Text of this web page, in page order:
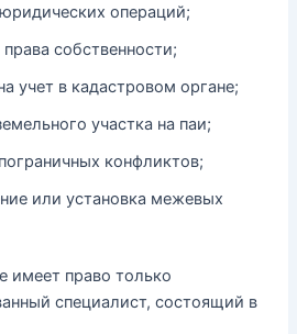
операций;
собственности;
учет в кадастровом органе;
участка на паи;
конфликтов;
или установка межевых
имеет право только
специалист, состоящий в